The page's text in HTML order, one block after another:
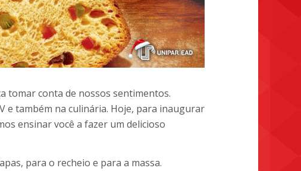
tomar conta de nossos sentimentos.
e também na culinária. Hoje, para inaugurar
ensinar você a fazer um delicioso
para o recheio e para a massa.